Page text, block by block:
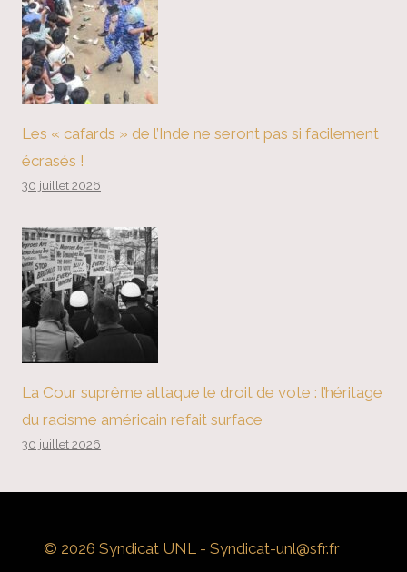
Les « cafards » de l’Inde ne seront pas si facilement
écrasés !
30 juillet 2026
La Cour suprême attaque le droit de vote : l’héritage
du racisme américain refait surface
30 juillet 2026
© 2026 Syndicat UNL - Syndicat-unl@sfr.fr